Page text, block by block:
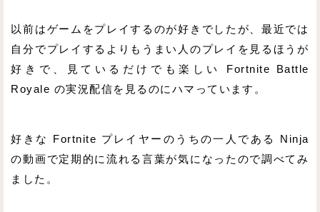
以前はゲームをプレイするのが好きでしたが、最近では
自分でプレイするよりもうまい人のプレイを見るほうが
好きで、見ているだけでも楽しい Fortnite Battle
Royale の実況配信を見るのにハマっています。
好きな Fortnite プレイヤーのうちの一人である Ninja
の動画で定期的に流れる言葉が気になったので調べてみ
ました。